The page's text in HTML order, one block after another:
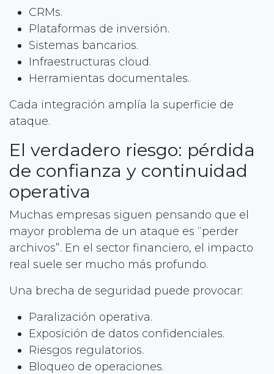
CRMs.
Plataformas de inversión.
Sistemas bancarios.
Infraestructuras cloud.
Herramientas documentales.
Cada integración amplía la superficie de
ataque.
El verdadero riesgo: pérdida
de confianza y continuidad
operativa
Muchas empresas siguen pensando que el
mayor problema de un ataque es “perder
archivos”. En el sector financiero, el impacto
real suele ser mucho más profundo.
Una brecha de seguridad puede provocar:
Paralización operativa.
Exposición de datos confidenciales.
Riesgos regulatorios.
Bloqueo de operaciones.